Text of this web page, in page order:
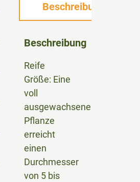
Beschreibung
Beschreibung
Reife
Größe: Eine
voll
ausgewachsene
Pflanze
erreicht
einen
Durchmesser
von 5 bis